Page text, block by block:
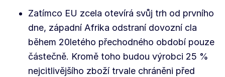
Zatímco EU zcela otevírá svůj trh od prvního
dne, západní Afrika odstraní dovozní cla
během 20letého přechodného období pouze
částečně. Kromě toho budou výrobci 25 %
nejcitlivějšího zboží trvale chráněni před